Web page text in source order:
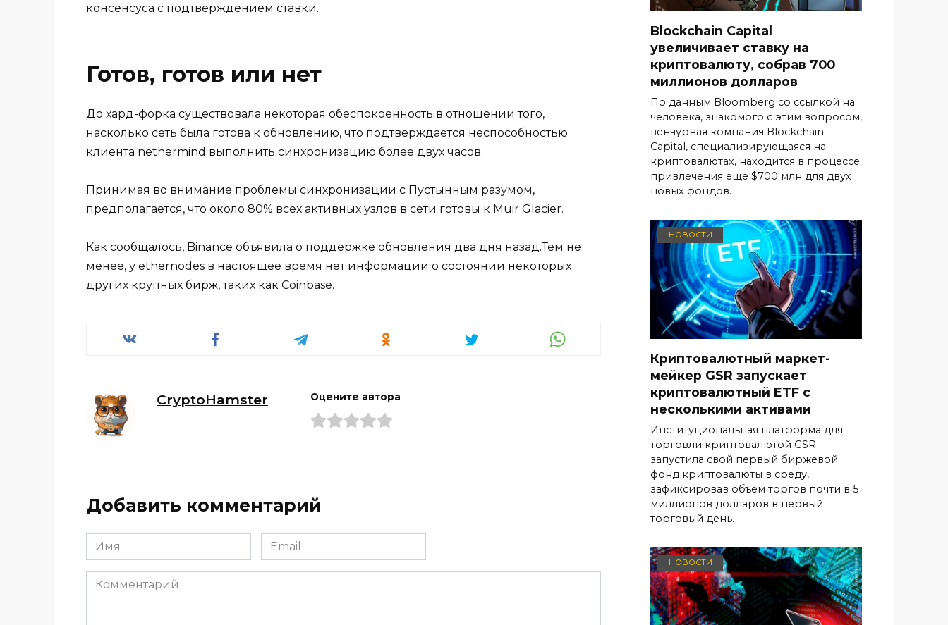
консенсуса с подтверждением ставки.
Готов, готов или нет
До хард-форка существовала некоторая обеспокоенность в отношении того,
насколько сеть была готова к обновлению, что подтверждается неспособностью
клиента nethermind выполнить синхронизацию более двух часов.
Принимая во внимание проблемы синхронизации с Пустынным разумом,
предполагается, что около 80% всех активных узлов в сети готовы к Muir Glacier.
Как сообщалось, Binance объявила о поддержке обновления два дня назад.Тем не
менее, у ethernodes в настоящее время нет информации о состоянии некоторых
других крупных бирж, таких как Coinbase.
CryptoHamster Оцените автора
Добавить комментарий
Имя
*
Email
*
Комментарий
Blockchain Capital
увеличивает ставку на
криптовалюту, собрав 700
миллионов долларов
По данным Bloomberg со ссылкой на
человека, знакомого с этим вопросом,
венчурная компания Blockchain
Capital, специализирующаяся на
криптовалютах, находится в процессе
привлечения еще $700 млн для двух
новых фондов.
НОВОСТИ
Криптовалютный маркет-
мейкер GSR запускает
криптовалютный ETF с
несколькими активами
Институциональная платформа для
торговли криптовалютой GSR
запустила свой первый биржевой
фонд криптовалюты в среду,
зафиксировав объем торгов почти в 5
миллионов долларов в первый
торговый день.
НОВОСТИ